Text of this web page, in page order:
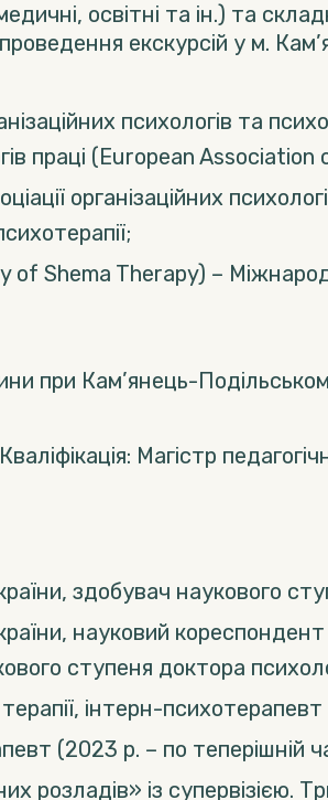
освітні та ін.) та
екскурсій у м.
психологів та
праці (European
організаційних
Shema Therapy) –
при Кам’янець-
Магістр
здобувач наукового
науковий кореспондент
ступеня доктора
інтерн-
(2023 р. – по теперішній
розладів» із супервізією.